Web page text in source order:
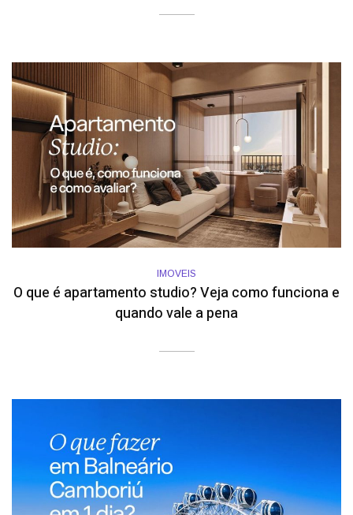
IMOVEIS
O que é apartamento studio? Veja como funciona e
quando vale a pena